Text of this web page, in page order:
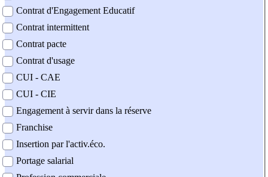
Contrat d'Engagement Educatif
Contrat intermittent
Contrat pacte
Contrat d'usage
CUI - CAE
CUI - CIE
Engagement à servir dans la réserve
Franchise
Insertion par l'activ.éco.
Portage salarial